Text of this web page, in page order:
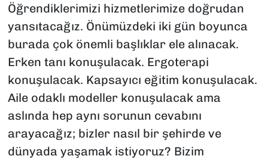
Öğrendiklerimizi hizmetlerimize doğrudan
yansıtacağız. Önümüzdeki iki gün boyunca
burada çok önemli başlıklar ele alınacak.
Erken tanı konuşulacak. Ergoterapi
konuşulacak. Kapsayıcı eğitim konuşulacak.
Aile odaklı modeller konuşulacak ama
aslında hep aynı sorunun cevabını
arayacağız; bizler nasıl bir şehirde ve
dünyada yaşamak istiyoruz? Bizim